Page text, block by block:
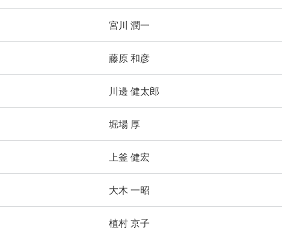
宮川 潤一
藤原 和彦
川邊 健太郎
堀場 厚
上釜 健宏
大木 一昭
植村 京子